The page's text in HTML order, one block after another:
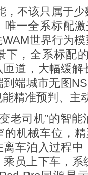
，不该只属于
唯一全系标配
世界行为
下，全系标配
道，大幅缓
端城市无图
精准预判、主
老司机”的智
的机械车位，
离车泊入过程
员上下车，